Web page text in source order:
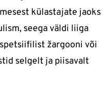
külastajate jaoks
seega väldi liiga
žargooni või
selgelt ja piisavalt